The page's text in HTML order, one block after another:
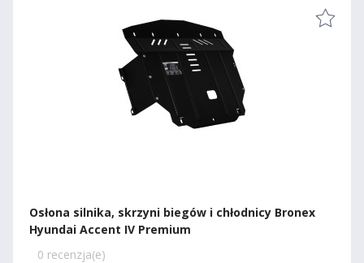
Osłona silnika, skrzyni biegów i chłodnicy Bronex
Hyundai Accent IV Premium
0 recenzja(e)